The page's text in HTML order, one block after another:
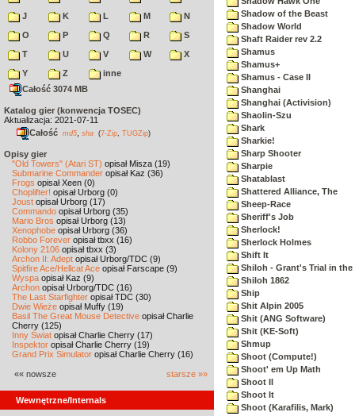
J
K L M
N
O
P Q R
S
T
U V W
X
Y
Z
inne
Całość 3074 MB
Katalog gier (konwencja TOSEC)
Aktualizacja: 2021-07-11
Całość md5 sha (7-Zip TUGZip)
Opisy gier
"Old Towers" (Atari ST) opisał Misza (19)
Submarine Commander opisał Kaz (36)
Frogs opisał Xeen (0)
Choplifter! opisał Urborg (0)
Joust opisał Urborg (17)
Commando opisał Urborg (35)
Mario Bros opisał Urborg (13)
Xenophobe opisał Urborg (36)
Robbo Forever opisał tbxx (16)
Kolony 2106 opisał tbxx (3)
Archon II: Adept opisał Urborg/TDC (9)
Spitfire Ace/Hellcat Ace opisał Farscape (9)
Wyspa opisał Kaz (9)
Archon opisał Urborg/TDC (16)
The Last Starfighter opisał TDC (30)
Dwie Wieże opisał Muffy (19)
Basil The Great Mouse Detective opisał Charlie
Cherry (125)
Inny Świat opisał Charlie Cherry (17)
Inspektor opisał Charlie Cherry (19)
Grand Prix Simulator opisał Charlie Cherry (16)
«« nowsze starsze »»
Wewnętrzne/Internals
Shadow of the Beast
Shadow World
Shaft Raider rev 2.2
Shamus
Shamus+
Shamus - Case II
Shanghai
Shanghai (Activision)
Shaolin-Szu
Shark
Sharkie!
Sharp Shooter
Sharpie
Shatablast
Shattered Alliance, The
Sheep-Race
Sheriff's Job
Sherlock!
Sherlock Holmes
Shift It
Shiloh - Grant's Trial in the
Shiloh 1862
Ship
Shit Alpin 2005
Shit (ANG Software)
Shit (KE-Soft)
Shmup
Shoot (Compute!)
Shoot' em Up Math
Shoot II
Shoot It
Shoot (Karafilis, Mark)